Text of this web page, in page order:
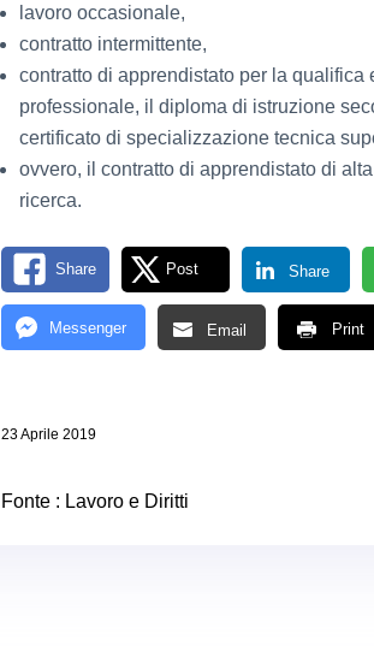
lavoro occasionale,
contratto intermittente,
contratto di apprendistato per la qualifica
professionale, il diploma di istruzione
certificato di specializzazione tecnica
ovvero, il contratto di apprendistato di
ricerca.
Share Post Share
Messenger Email Print
23 Aprile 2019
Fonte : Lavoro e Diritti